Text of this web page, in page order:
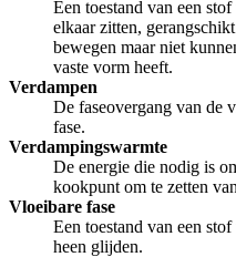
Een toestand van een
elkaar zitten,
bewegen maar niet
vaste vorm heeft.
Verdampen
De faseovergang van de
fase.
Verdampingswarmte
De energie die nodig is
kookpunt om te zetten
Vloeibare fase
Een toestand van een
heen glijden.